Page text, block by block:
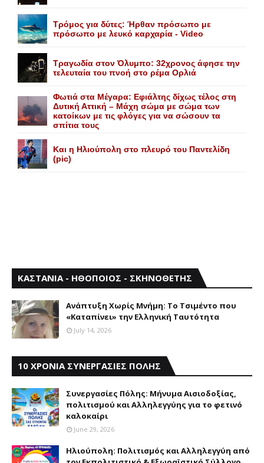
Τρόμος για δύτες: Ήρθαν πρόσωπο με
πρόσωπο με λευκό καρχαρία - Video
Τραγωδία στον Όλυμπο: 32χρονος άφησε την
τελευταία του πνοή στο ρέμα Ορλιά
Φωτιά στα Μέγαρα: Εφιάλτης δίχως τέλος στη
Δυτική Αττική – Μάχη σώμα με σώμα των
κατοίκων με τις φλόγες για να σώσουν τα
σπίτια τους
Και η Ηλιούπολη στο πλευρό του Παντελίδη
(pic)
ΚΑΣΤΑΝΙΑ - ΗΘΟΠΟΙΟΣ - ΣΚΗΝΟΘΕΤΗΣ
Aνάπτυξη Xωρίς Mνήμη: Το Τσιμέντο που
«Καταπίνει» την Ελληνική Ταυτότητα
July 14, 2026
10 ΧΡΟΝΙΑ ΣΥΝΕΡΓΑΣΙΕΣ ΠΟΛΗΣ
Συνεργασίες Πόλης: Mήνυμα Aισιοδοξίας,
πολιτισμού και Aλληλεγγύης για το φετινό
καλοκαίρι
June 29, 2026
Ηλιούπολη: Πολιτισμός και Aλληλεγγύη από